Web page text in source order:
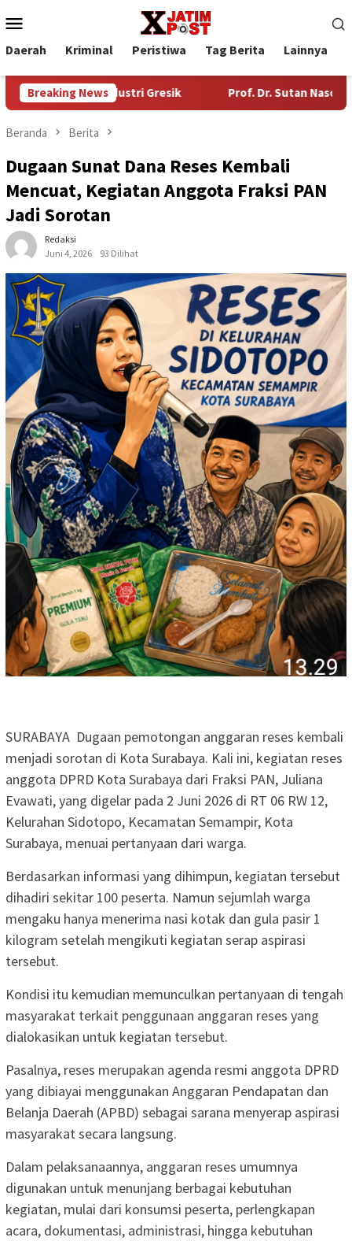
ke
kontenMobile
Daerah Kriminal Peristiwa Tag Berita Lainnya
Breaking News
Industri Gresik Prof. Dr. Sutan Nasomal Harapkan
Beranda Berita
Dugaan Sunat Dana Reses Kembali
Mencuat, Kegiatan Anggota Fraksi PAN
Jadi Sorotan
Redaksi
Juni 4, 2026
93 Dilihat
SURABAYA Dugaan pemotongan anggaran reses kembali
menjadi sorotan di Kota Surabaya. Kali ini, kegiatan reses
anggota DPRD Kota Surabaya dari Fraksi PAN, Juliana
Evawati, yang digelar pada 2 Juni 2026 di RT 06 RW 12,
Kelurahan Sidotopo, Kecamatan Semampir, Kota
Surabaya, menuai pertanyaan dari warga.
Berdasarkan informasi yang dihimpun, kegiatan tersebut
dihadiri sekitar 100 peserta. Namun sejumlah warga
mengaku hanya menerima nasi kotak dan gula pasir 1
kilogram setelah mengikuti kegiatan serap aspirasi
tersebut.
Kondisi itu kemudian memunculkan pertanyaan di tengah
masyarakat terkait penggunaan anggaran reses yang
dialokasikan untuk kegiatan tersebut.
Pasalnya, reses merupakan agenda resmi anggota DPRD
yang dibiayai menggunakan Anggaran Pendapatan dan
Belanja Daerah (APBD) sebagai sarana menyerap aspirasi
masyarakat secara langsung.
Dalam pelaksanaannya, anggaran reses umumnya
digunakan untuk menunjang berbagai kebutuhan
kegiatan, mulai dari konsumsi peserta, perlengkapan
acara, dokumentasi, administrasi, hingga kebutuhan